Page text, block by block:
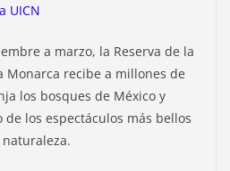
UICN
a marzo, la Reserva de la
Monarca recibe a millones de
los bosques de México y
de los espectáculos más bellos